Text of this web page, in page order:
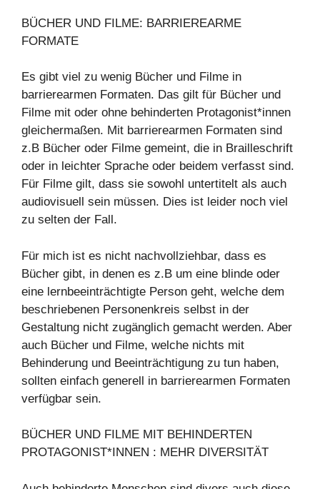
BÜCHER UND FILME: BARRIEREARME
FORMATE
Es gibt viel zu wenig Bücher und Filme in
barrierearmen Formaten. Das gilt für Bücher und
Filme mit oder ohne behinderten Protagonist*innen
gleichermaßen. Mit barrierearmen Formaten sind
z.B Bücher oder Filme gemeint, die in Brailleschrift
oder in leichter Sprache oder beidem verfasst sind.
Für Filme gilt, dass sie sowohl untertitelt als auch
audiovisuell sein müssen. Dies ist leider noch viel
zu selten der Fall.
Für mich ist es nicht nachvollziehbar, dass es
Bücher gibt, in denen es z.B um eine blinde oder
eine lernbeeinträchtigte Person geht, welche dem
beschriebenen Personenkreis selbst in der
Gestaltung nicht zugänglich gemacht werden. Aber
auch Bücher und Filme, welche nichts mit
Behinderung und Beeinträchtigung zu tun haben,
sollten einfach generell in barrierearmen Formaten
verfügbar sein.
BÜCHER UND FILME MIT BEHINDERTEN
PROTAGONIST*INNEN : MEHR DIVERSITÄT